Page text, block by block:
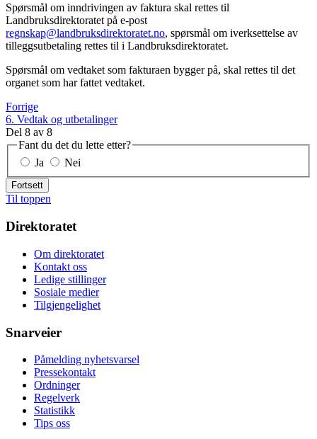
Spørsmål om inndrivingen av faktura skal rettes til
Landbruksdirektoratet på e-post
regnskap@landbruksdirektoratet.no, spørsmål om iverksettelse av
tilleggsutbetaling rettes til i Landbruksdirektoratet.
Spørsmål om vedtaket som fakturaen bygger på, skal rettes til det
organet som har fattet vedtaket.
Forrige
6. Vedtak og utbetalinger
Del 8 av 8
Fant du det du lette etter?
Ja
Nei
Fortsett
Til toppen
Direktoratet
Om direktoratet
Kontakt oss
Ledige stillinger
Sosiale medier
Tilgjengelighet
Snarveier
Påmelding nyhetsvarsel
Pressekontakt
Ordninger
Regelverk
Statistikk
Tips oss